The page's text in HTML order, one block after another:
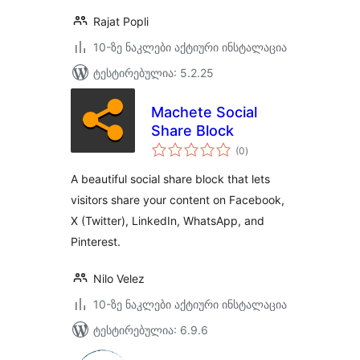
Rajat Popli
10-ზე ნაკლები აქტიური ინსტალაცია
ტესტირებულია: 5.2.25
Machete Social
Share Block
(0საერთო
რეიტინგი
)
A beautiful social share block that lets
visitors share your content on Facebook,
X (Twitter), LinkedIn, WhatsApp, and
Pinterest.
Nilo Velez
10-ზე ნაკლები აქტიური ინსტალაცია
ტესტირებულია: 6.9.6